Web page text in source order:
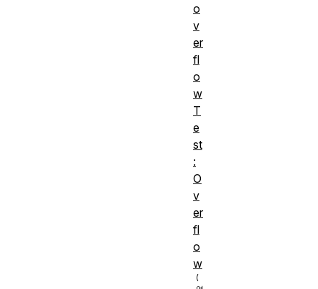
o
v
er
fl
o
w
T
e
st
:
O
v
er
fl
o
w